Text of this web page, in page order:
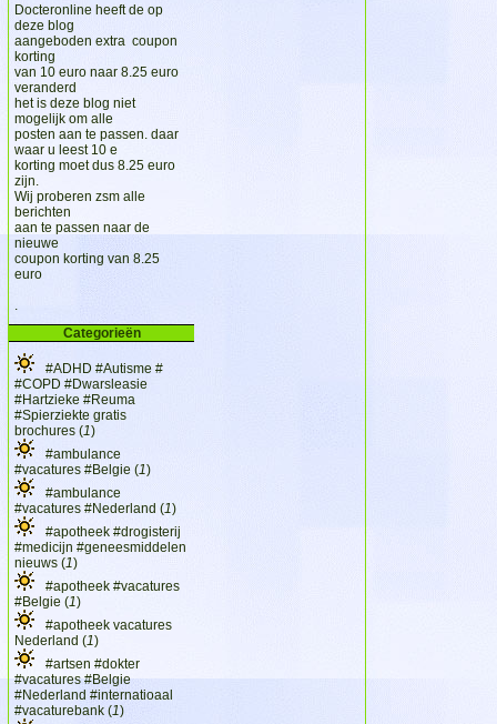
Docteronline heeft de op
deze blog
aangeboden extra coupon
korting
van 10 euro naar 8.25 euro
veranderd
het is deze blog niet
mogelijk om alle
posten aan te passen. daar
waar u leest 10 e
korting moet dus 8.25 euro
zijn.
Wij proberen zsm alle
berichten
aan te passen naar de
nieuwe
coupon korting van 8.25
euro
Categorieën
#ADHD #Autisme #
#COPD #Dwarsleasie
#Hartzieke #Reuma
#Spierziekte gratis
brochures (1)
#ambulance
#vacatures #Belgie (1)
#ambulance
#vacatures #Nederland (1)
#apotheek #drogisterij
#medicijn #geneesmiddelen
nieuws (1)
#apotheek #vacatures
#Belgie (1)
#apotheek vacatures
Nederland (1)
#artsen #dokter
#vacatures #Belgie
#Nederland #internatioaal
#vacaturebank (1)